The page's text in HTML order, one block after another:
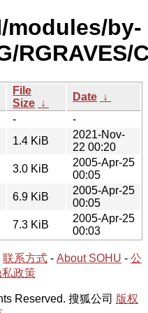
modules/by-
RGRAVES/
File
Size ↓
Date ↓
-
-
1.4 KiB
2021-Nov-
22 00:20
3.0 KiB
2005-Apr-25
00:05
6.9 KiB
2005-Apr-25
00:05
7.3 KiB
2005-Apr-25
00:03
联系方式 - About SOHU - 公
私政策
Reserved. 搜狐公司 版权